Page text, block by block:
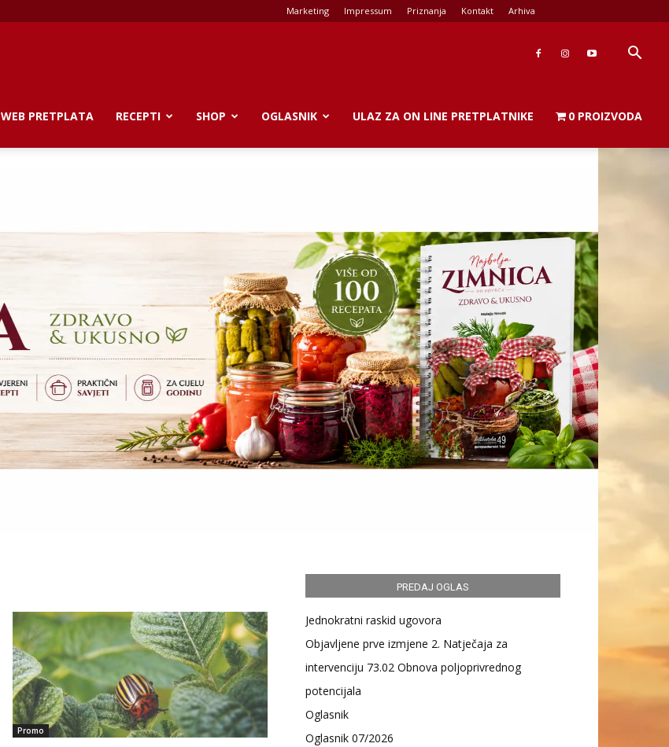
Marketing Impressum Priznanja Kontakt Arhiva
WEB PRETPLATA RECEPTI SHOP OGLASNIK ULAZ ZA ON LINE PRETPLATNIKE 0 PROIZVODA
Promo
PREDAJ OGLAS
Jednokratni raskid ugovora
Objavljene prve izmjene 2. Natječaja za
intervenciju 73.02 Obnova poljoprivrednog
potencijala
Oglasnik
Oglasnik 07/2026